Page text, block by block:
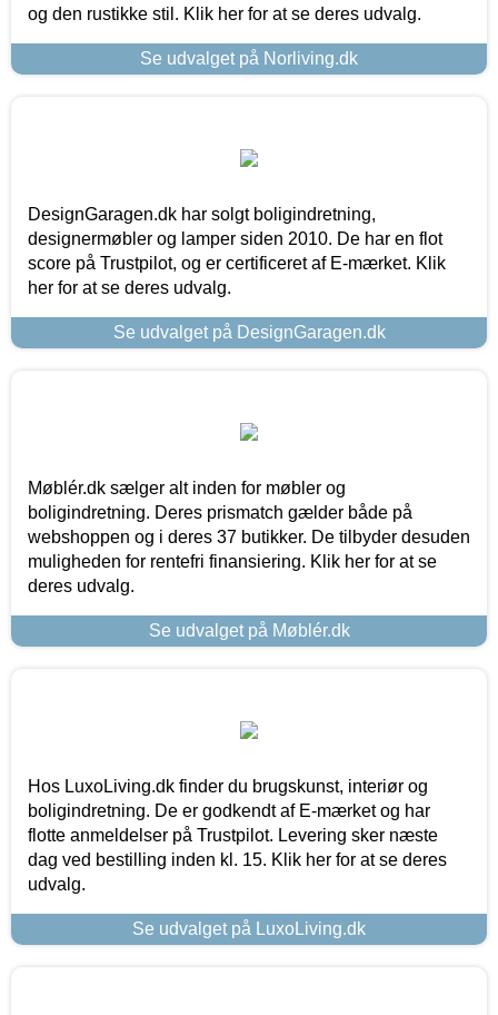
og den rustikke stil. Klik her for at se deres udvalg.
Se udvalget på Norliving.dk
DesignGaragen.dk har solgt boligindretning,
designermøbler og lamper siden 2010. De har en flot
score på Trustpilot, og er certificeret af E-mærket. Klik
her for at se deres udvalg.
Se udvalget på DesignGaragen.dk
Møblér.dk sælger alt inden for møbler og
boligindretning. Deres prismatch gælder både på
webshoppen og i deres 37 butikker. De tilbyder desuden
muligheden for rentefri finansiering. Klik her for at se
deres udvalg.
Se udvalget på Møblér.dk
Hos LuxoLiving.dk finder du brugskunst, interiør og
boligindretning. De er godkendt af E-mærket og har
flotte anmeldelser på Trustpilot. Levering sker næste
dag ved bestilling inden kl. 15. Klik her for at se deres
udvalg.
Se udvalget på LuxoLiving.dk